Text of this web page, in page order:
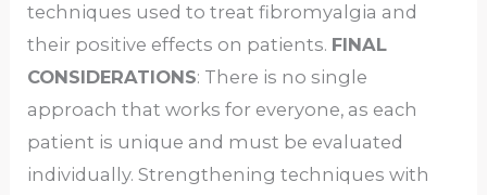
techniques used to treat fibromyalgia and
their positive effects on patients. FINAL
CONSIDERATIONS: There is no single
approach that works for everyone, as each
patient is unique and must be evaluated
individually. Strengthening techniques with